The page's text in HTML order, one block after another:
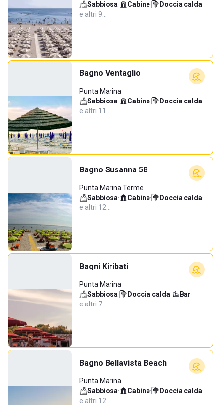
Sabbiosa· Cabine· Doccia calda·
e altri 9…
Bagno Ventaglio
Punta Marina
Sabbiosa· Cabine· Doccia calda·
e altri 11…
Bagno Susanna 58
Punta Marina Terme
Sabbiosa· Cabine· Doccia calda·
e altri 12…
Bagni Kiribati
Punta Marina
Sabbiosa· Doccia calda· Bar·
e altri 7…
Bagno Bellavista Beach
Punta Marina
Sabbiosa· Cabine· Doccia calda·
e altri 12…